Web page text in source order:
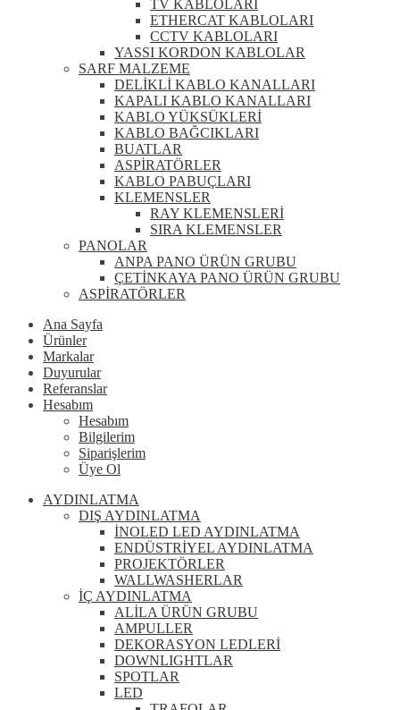
TV KABLOLARI
ETHERCAT KABLOLARI
CCTV KABLOLARI
YASSI KORDON KABLOLAR
SARF MALZEME
DELİKLİ KABLO KANALLARI
KAPALI KABLO KANALLARI
KABLO YÜKSÜKLERİ
KABLO BAĞCIKLARI
BUATLAR
ASPİRATÖRLER
KABLO PABUÇLARI
KLEMENSLER
RAY KLEMENSLERİ
SIRA KLEMENSLER
PANOLAR
ANPA PANO ÜRÜN GRUBU
ÇETİNKAYA PANO ÜRÜN GRUBU
ASPİRATÖRLER
Ana Sayfa
Ürünler
Markalar
Duyurular
Referanslar
Hesabım
Hesabım
Bilgilerim
Siparişlerim
Üye Ol
AYDINLATMA
DIŞ AYDINLATMA
İNOLED LED AYDINLATMA
ENDÜSTRİYEL AYDINLATMA
PROJEKTÖRLER
WALLWASHERLAR
İÇ AYDINLATMA
ALİLA ÜRÜN GRUBU
AMPULLER
DEKORASYON LEDLERİ
DOWNLIGHTLAR
SPOTLAR
LED